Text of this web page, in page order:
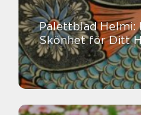
Palettblad Helmi:
Skönhet för Ditt